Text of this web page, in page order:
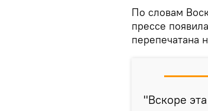
По словам
прессе
перепечатана
"Вскоре